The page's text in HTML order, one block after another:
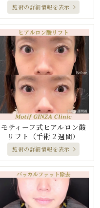
施術の詳細情報を表示
モティーフ式ヒアルロン酸
リフト
（手術２週間）
施術の詳細情報を表示